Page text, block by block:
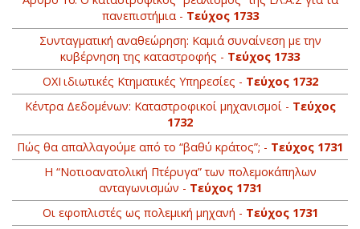
πανεπιστήμια - Τεύχος 1733
Συνταγματική αναθεώρηση: Καμιά συναίνεση με την
κυβέρνηση της καταστροφής - Τεύχος 1733
ΟΧΙ ιδιωτικές Κτηματικές Υπηρεσίες - Τεύχος 1732
Κέντρα Δεδομένων: Καταστροφικοί μηχανισμοί - Τεύχος
1732
Πώς θα απαλλαγούμε από το “βαθύ κράτος”; - Τεύχος 1731
Η “Νοτιοανατολική Πτέρυγα” των πολεμοκάπηλων
ανταγωνισμών - Τεύχος 1731
Οι εφοπλιστές ως πολεμική μηχανή - Τεύχος 1731